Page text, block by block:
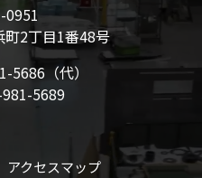
0951
2丁目1番48号
5686（代）
981-5689
アクセスマップ